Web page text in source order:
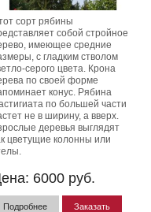
сорт рябины
собой стройное
имеющее средние
с гладким стволом
серого цвета. Крона
по своей форме
конус. Рябина
по большей части
не в ширину, а вверх.
деревья выглядят
цветущие колонны или
6000 руб.
Подробнее Заказать